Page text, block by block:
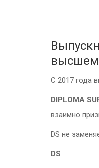
высшем
С 2017 года
DIPLOMA
взаимно
DS не
DS